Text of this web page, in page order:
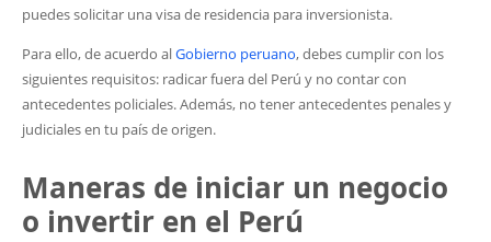
puedes solicitar una visa de residencia para inversionista.
Para ello, de acuerdo alGobierno peruano, debes cumplir con los
siguientes requisitos: radicar fuera del Perú y no contar con
antecedentes policiales. Además, no tener antecedentes penales y
judiciales en tu país de origen.
Maneras de iniciar un negocio
o invertir en el Perú